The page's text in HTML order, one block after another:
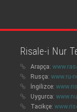
Risale-i Nur
Arapça:
Rusça: www.ru-
İngilizce:
Uygurca:
Tacikçe: